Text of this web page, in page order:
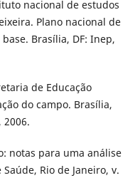
nacional de estudos
Plano nacional de
Brasília, DF: Inep,
de Educação
do campo. Brasília,
2006.
notas para uma análise
Rio de Janeiro, v.